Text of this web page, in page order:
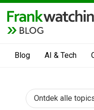
BLOG
Blog AI & Tech
Ontdek alle